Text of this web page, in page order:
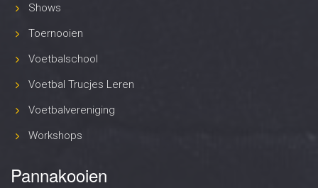
Shows
Toernooien
Voetbalschool
Voetbal Trucjes Leren
Voetbalvereniging
Workshops
Pannakooien